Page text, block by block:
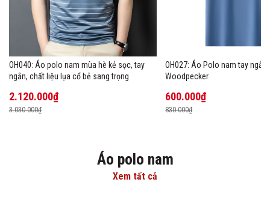
OH040: Áo polo nam mùa hè kẻ sọc, tay
ngắn, chất liệu lụa cổ bẻ sang trọng
2.120.000₫
3.030.000₫
OH027: Áo Polo nam tay ngắn
Woodpecker
600.000₫
830.000₫
Áo polo nam
Xem tất cả